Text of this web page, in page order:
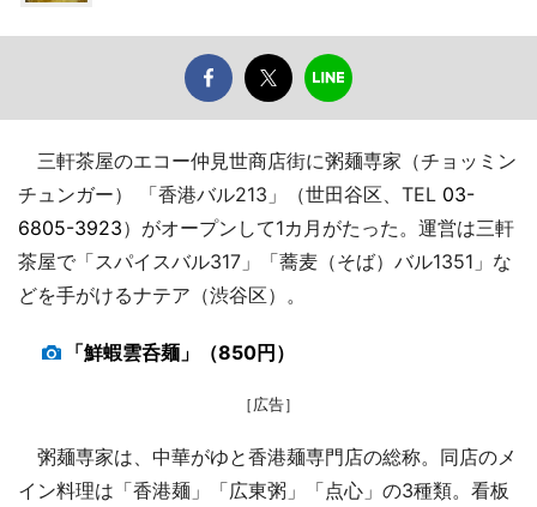
三軒茶屋のエコー仲見世商店街に粥麺専家（チョッミン
チュンガー） 「香港バル213」（世田谷区、TEL 03-
6805-3923）がオープンして1カ月がたった。運営は三軒
茶屋で「スパイスバル317」「蕎麦（そば）バル1351」な
どを手がけるナテア（渋谷区）。
「鮮蝦雲呑麺」（850円）
［広告］
粥麺専家は、中華がゆと香港麺専門店の総称。同店のメ
イン料理は「香港麺」「広東粥」「点心」の3種類。看板